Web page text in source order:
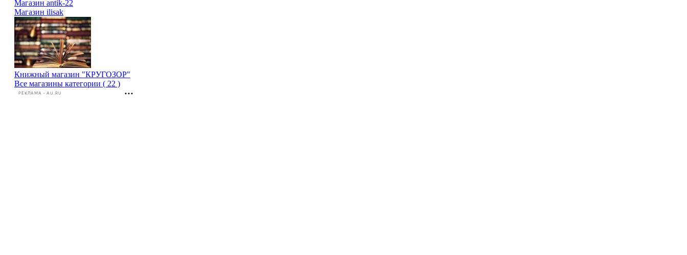
Магазин antik-22
Магазин ilisak
Книжный магазин "КРУГОЗОР"
Все магазины категории ( 22 )
РЕКЛАМА • AU.RU